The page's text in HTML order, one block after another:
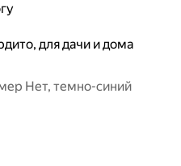
для дачи и дома
Нет, темно-синий